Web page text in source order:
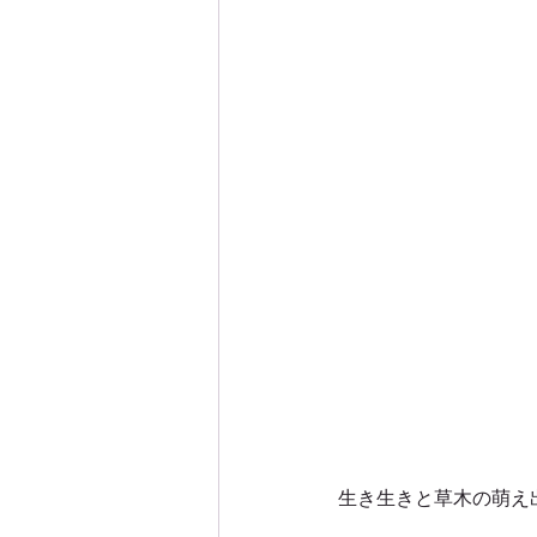
生き生きと草木の萌え